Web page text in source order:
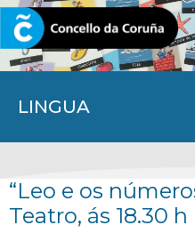
LINGUA
CORUNA.GAL
“Leo e os
Teatro, ás 18.30 h